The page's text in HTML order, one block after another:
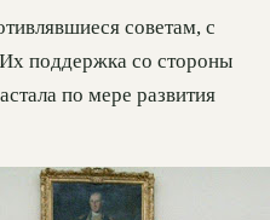
советам, с
поддержка со стороны
по мере развития